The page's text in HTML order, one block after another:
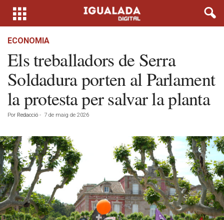
ECONOMIA
Els treballadors de Serra
Soldadura porten al Parlament
la protesta per salvar la planta
Por Redacció - 7 de maig de 2026